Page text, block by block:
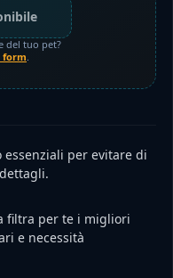
del tuo pet?
form
essenziali per evitare di
filtra per te i migliori
e necessità